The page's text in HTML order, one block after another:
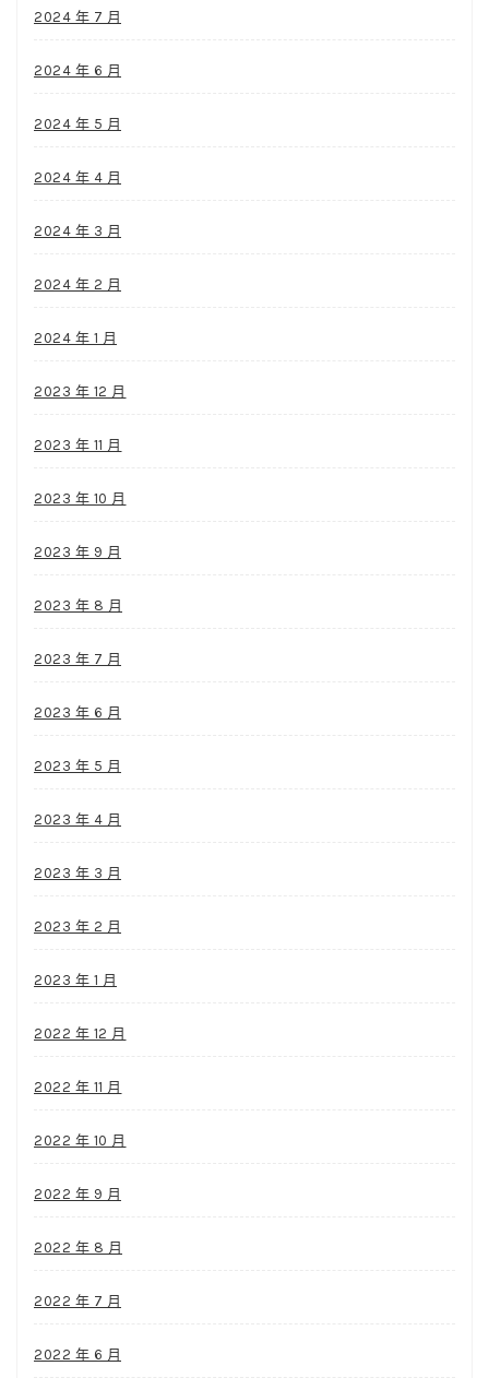
2024 年 7 月
2024 年 6 月
2024 年 5 月
2024 年 4 月
2024 年 3 月
2024 年 2 月
2024 年 1 月
2023 年 12 月
2023 年 11 月
2023 年 10 月
2023 年 9 月
2023 年 8 月
2023 年 7 月
2023 年 6 月
2023 年 5 月
2023 年 4 月
2023 年 3 月
2023 年 2 月
2023 年 1 月
2022 年 12 月
2022 年 11 月
2022 年 10 月
2022 年 9 月
2022 年 8 月
2022 年 7 月
2022 年 6 月